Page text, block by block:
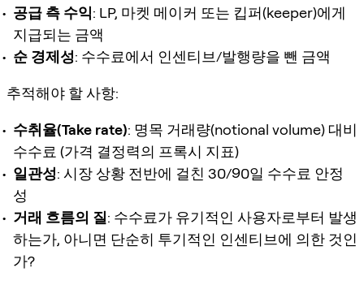
공급 측 수익: LP, 마켓 메이커 또는 킵퍼(keeper)에게
지급되는 금액
순 경제성: 수수료에서 인센티브/발행량을 뺀 금액
추적해야 할 사항:
수취율(Take rate): 명목 거래량(notional volume) 대비
수수료 (가격 결정력의 프록시 지표)
일관성: 시장 상황 전반에 걸친 30/90일 수수료 안정
성
거래 흐름의 질 : 수수료가 유기적인 사용자로부터 발생
하는가, 아니면 단순히 투기적인 인센티브에 의한 것인
가?